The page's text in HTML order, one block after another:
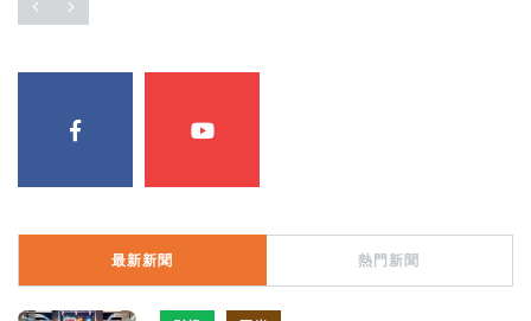
最新新聞 熱門新聞